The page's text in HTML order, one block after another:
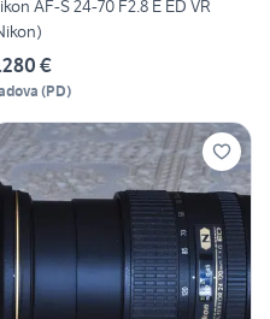
AF-S 24-70 F2.8 E ED VR
€
(PD)